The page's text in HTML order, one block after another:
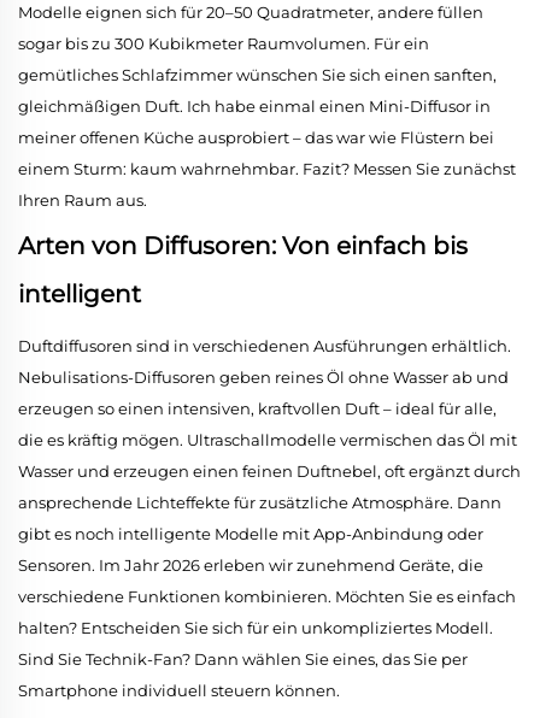
Modelle eignen sich für 20–50 Quadratmeter, andere füllen
sogar bis zu 300 Kubikmeter Raumvolumen. Für ein
gemütliches Schlafzimmer wünschen Sie sich einen sanften,
gleichmäßigen Duft. Ich habe einmal einen Mini-Diffusor in
meiner offenen Küche ausprobiert – das war wie Flüstern bei
einem Sturm: kaum wahrnehmbar. Fazit? Messen Sie zunächst
Ihren Raum aus.
Arten von Diffusoren: Von einfach bis
intelligent
Duftdiffusoren sind in verschiedenen Ausführungen erhältlich.
Nebulisations-Diffusoren geben reines Öl ohne Wasser ab und
erzeugen so einen intensiven, kraftvollen Duft – ideal für alle,
die es kräftig mögen. Ultraschallmodelle vermischen das Öl mit
Wasser und erzeugen einen feinen Duftnebel, oft ergänzt durch
ansprechende Lichteffekte für zusätzliche Atmosphäre. Dann
gibt es noch intelligente Modelle mit App-Anbindung oder
Sensoren. Im Jahr 2026 erleben wir zunehmend Geräte, die
verschiedene Funktionen kombinieren. Möchten Sie es einfach
halten? Entscheiden Sie sich für ein unkompliziertes Modell.
Sind Sie Technik-Fan? Dann wählen Sie eines, das Sie per
Smartphone individuell steuern können.